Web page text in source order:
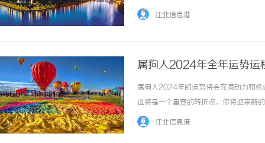
业水平的医院，他们拥有一支经验丰富
江北信息港
属狗人2024年全年运势运
属狗人2024年的运势将会充满动力和机
这将是一个重要的转折点，你将迎来新
你将充满自信地面对工作上的挑战，并
江北信息港